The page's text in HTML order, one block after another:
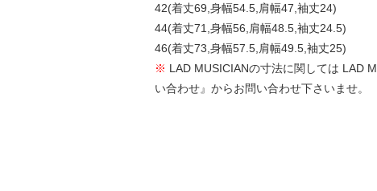
42(着丈69,身幅54.5,肩幅47,袖丈24)
44(着丈71,身幅56,肩幅48.5,袖丈24.5)
46(着丈73,身幅57.5,肩幅49.5,袖丈25)
※ LAD MUSICIANの寸法に関しては LAD
い合わせ』からお問い合わせ下さいませ。